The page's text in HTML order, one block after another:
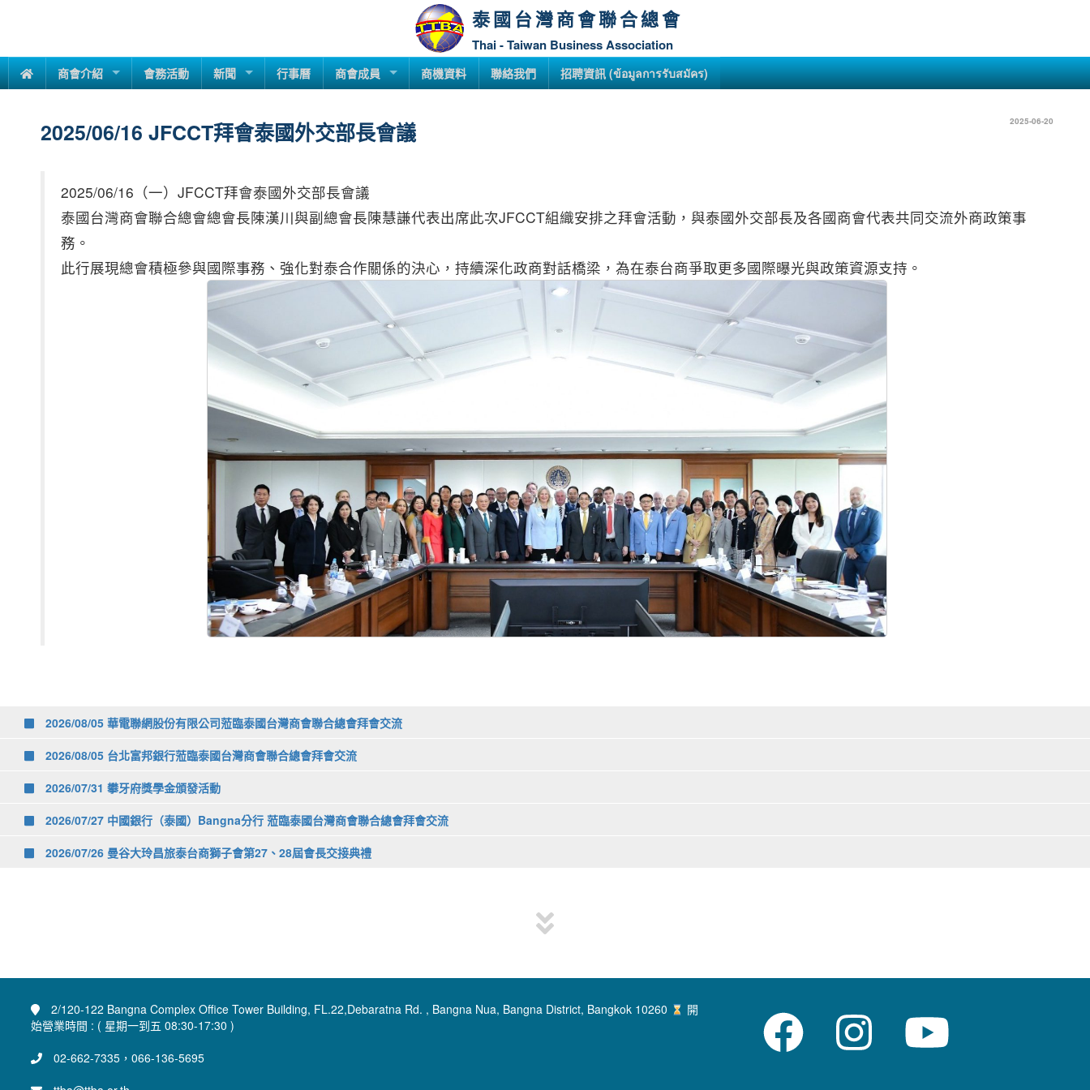
泰國台灣商會聯合總會
Thai - Taiwan Business Association
商會介紹 會務活動 新聞 行事曆 商會成員 商機資料 聯絡我們 招聘資訊 (ข้อมูลการรับสมัคร)
2025/06/16 JFCCT拜會泰國外交部長會議 2025-06-20
2025/06/16（一）JFCCT拜會泰國外交部長會議
泰國台灣商會聯合總會總會長陳漢川與副總會長陳慧謙代表出席此次JFCCT組織安排之拜會活動，與泰國外交部長及各國商會代表共同交流外商政策事
務。
此行展現總會積極參與國際事務、強化對泰合作關係的決心，持續深化政商對話橋梁，為在泰台商爭取更多國際曝光與政策資源支持。
2026/08/05 華電聯網股份有限公司蒞臨泰國台灣商會聯合總會拜會交流
2026/08/05 台北富邦銀行蒞臨泰國台灣商會聯合總會拜會交流
2026/07/31 攀牙府獎學金頒發活動
2026/07/27 中國銀行（泰國）Bangna分行 蒞臨泰國台灣商會聯合總會拜會交流
2026/07/26 曼谷大玲昌旅泰台商獅子會第27、28屆會長交接典禮
2/120-122 Bangna Complex Office Tower Building, FL.22,Debaratna Rd. , Bangna Nua, Bangna District, Bangkok 10260
開
始營業時間 : ( 星期一到五 08:30-17:30 )
02-662-7335，066-136-5695